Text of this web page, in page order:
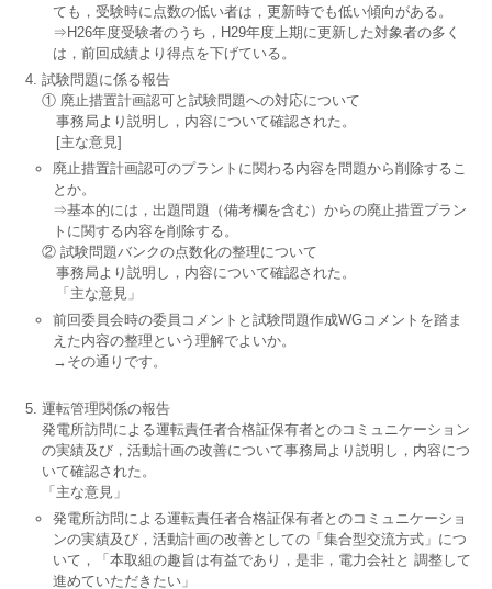
ても，受験時に点数の低い者は，更新時でも低い傾向がある。
⇒H26年度受験者のうち，H29年度上期に更新した対象者の多く
は，前回成績より得点を下げている。
試験問題に係る報告
① 廃止措置計画認可と試験問題への対応について
事務局より説明し，内容について確認された。
[主な意見]
廃止措置計画認可のプラントに関わる内容を問題から削除するこ
とか。
⇒基本的には，出題問題（備考欄を含む）からの廃止措置プラン
トに関する内容を削除する。
② 試験問題バンクの点数化の整理について
事務局より説明し，内容について確認された。
「主な意見」
前回委員会時の委員コメントと試験問題作成WGコメントを踏ま
えた内容の整理という理解でよいか。
→その通りです。
運転管理関係の報告
発電所訪問による運転責任者合格証保有者とのコミュニケーション
の実績及び，活動計画の改善について事務局より説明し，内容につ
いて確認された。
「主な意見」
発電所訪問による運転責任者合格証保有者とのコミュニケーショ
ンの実績及び，活動計画の改善としての「集合型交流方式」につ
いて，「本取組の趣旨は有益であり，是非，電力会社と 調整して
進めていただきたい」